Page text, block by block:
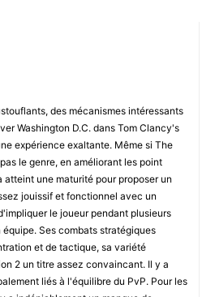
des mécanismes intéressants
Washington D.C. dans Tom Clancy's
expérience exaltante. Même si The
le genre, en améliorant les point
atteint une maturité pour proposer un
jouissif et fonctionnel avec un
le joueur pendant plusieurs
équipe. Ses combats stratégiques
et de tactique, sa variété
2 un titre assez convaincant. Il y a
liés à l'équilibre du PvP. Pour les